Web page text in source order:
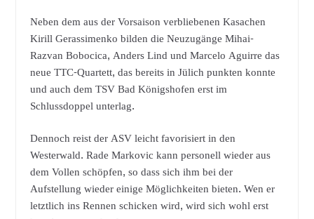
Neben dem aus der Vorsaison verbliebenen Kasachen
Kirill Gerassimenko bilden die Neuzugänge Mihai-
Razvan Bobocica, Anders Lind und Marcelo Aguirre das
neue TTC-Quartett, das bereits in Jülich punkten konnte
und auch dem TSV Bad Königshofen erst im
Schlussdoppel unterlag.
Dennoch reist der ASV leicht favorisiert in den
Westerwald. Rade Markovic kann personell wieder aus
dem Vollen schöpfen, so dass sich ihm bei der
Aufstellung wieder einige Möglichkeiten bieten. Wen er
letztlich ins Rennen schicken wird, wird sich wohl erst